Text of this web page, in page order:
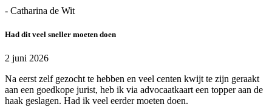
- Catharina de Wit
Had dit veel sneller moeten doen
2 juni 2026
Na eerst zelf gezocht te hebben en veel centen kwijt te zijn geraakt
aan een goedkope jurist, heb ik via advocaatkaart een topper aan de
haak geslagen. Had ik veel eerder moeten doen.